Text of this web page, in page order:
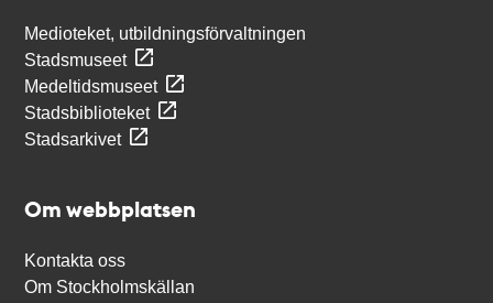
Medioteket, utbildningsförvaltningen
Stadsmuseet
Medeltidsmuseet
Stadsbiblioteket
Stadsarkivet
Om webbplatsen
Kontakta oss
Om Stockholmskällan